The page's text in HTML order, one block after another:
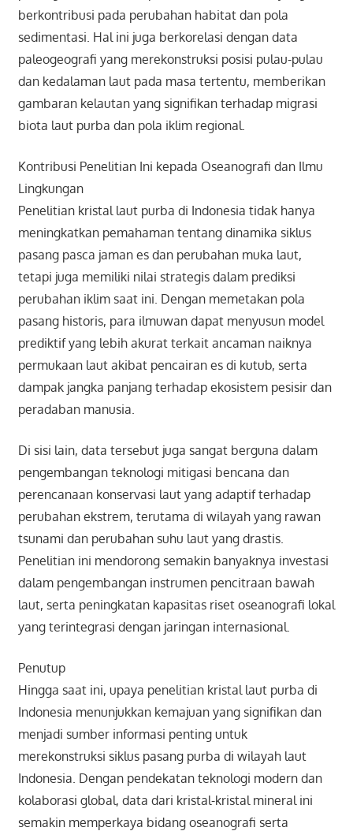
berkontribusi pada perubahan habitat dan pola
sedimentasi. Hal ini juga berkorelasi dengan data
paleogeografi yang merekonstruksi posisi pulau-pulau
dan kedalaman laut pada masa tertentu, memberikan
gambaran kelautan yang signifikan terhadap migrasi
biota laut purba dan pola iklim regional.
Kontribusi Penelitian Ini kepada Oseanografi dan Ilmu
Lingkungan
Penelitian kristal laut purba di Indonesia tidak hanya
meningkatkan pemahaman tentang dinamika siklus
pasang pasca jaman es dan perubahan muka laut,
tetapi juga memiliki nilai strategis dalam prediksi
perubahan iklim saat ini. Dengan memetakan pola
pasang historis, para ilmuwan dapat menyusun model
prediktif yang lebih akurat terkait ancaman naiknya
permukaan laut akibat pencairan es di kutub, serta
dampak jangka panjang terhadap ekosistem pesisir dan
peradaban manusia.
Di sisi lain, data tersebut juga sangat berguna dalam
pengembangan teknologi mitigasi bencana dan
perencanaan konservasi laut yang adaptif terhadap
perubahan ekstrem, terutama di wilayah yang rawan
tsunami dan perubahan suhu laut yang drastis.
Penelitian ini mendorong semakin banyaknya investasi
dalam pengembangan instrumen pencitraan bawah
laut, serta peningkatan kapasitas riset oseanografi lokal
yang terintegrasi dengan jaringan internasional.
Penutup
Hingga saat ini, upaya penelitian kristal laut purba di
Indonesia menunjukkan kemajuan yang signifikan dan
menjadi sumber informasi penting untuk
merekonstruksi siklus pasang purba di wilayah laut
Indonesia. Dengan pendekatan teknologi modern dan
kolaborasi global, data dari kristal-kristal mineral ini
semakin memperkaya bidang oseanografi serta